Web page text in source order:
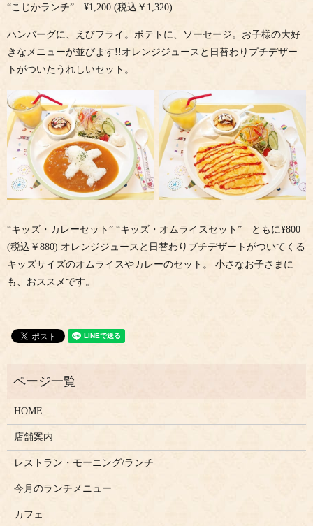
“こじかランチ” ¥1,200 (税込￥1,320)
ハンバーグに、えびフライ。ポテトに、ソーセージ。お子様の大好
きなメニューが並びます!!オレンジジュースと日替わりプチデザー
トがついたうれしいセット。
“キッズ・カレーセット” “キッズ・オムライスセット” ともに¥800
(税込￥880) オレンジジュースと日替わりプチデザートがついてくる
キッズサイズのオムライスやカレーのセット。 小さなお子さまに
も、おススメです。
HOME
店舗案内
レストラン・モーニング/ランチ
今月のランチメニュー
カフェ